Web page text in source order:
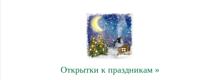
Открытки к праздникам »